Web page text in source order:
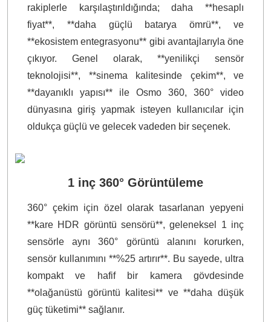
rakiplerle karşılaştırıldığında; daha **hesaplı
fiyat**, **daha güçlü batarya ömrü**, ve
**ekosistem entegrasyonu** gibi avantajlarıyla öne
çıkıyor. Genel olarak, **yenilikçi sensör
teknolojisi**, **sinema kalitesinde çekim**, ve
**dayanıklı yapısı** ile Osmo 360, 360° video
dünyasına giriş yapmak isteyen kullanıcılar için
oldukça güçlü ve gelecek vadeden bir seçenek.
1 inç 360° Görüntüleme
360° çekim için özel olarak tasarlanan yepyeni
**kare HDR görüntü sensörü**, geleneksel 1 inç
sensörle aynı 360° görüntü alanını korurken,
sensör kullanımını **%25 artırır**. Bu sayede, ultra
kompakt ve hafif bir kamera gövdesinde
**olağanüstü görüntü kalitesi** ve **daha düşük
güç tüketimi** sağlanır.